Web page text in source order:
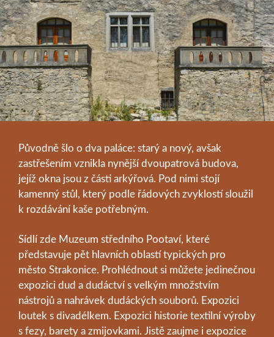
Původně šlo o dva paláce: starý a nový, avšak
zastřešením vznikla nynější dvoupatrová budova,
jejíž okna jsou z části arkýřová. Pod nimi stojí
kamenný stůl, který podle řádových zvyklostí sloužil
k rozdávání kaše potřebným.
Sídlí zde Muzeum středního Pootaví, které
představuje pět hlavních oblastí typických pro
město Strakonice. Prohlédnout si můžete jedinečnou
expozici dud a dudáctví s velkým množstvím
nástrojů a nahrávek dudáckých souborů. Expozici
loutek s divadélkem. Expozici historie textilní výroby
s fezy, barety a zmijovkami. Jistě zaujme i expozice